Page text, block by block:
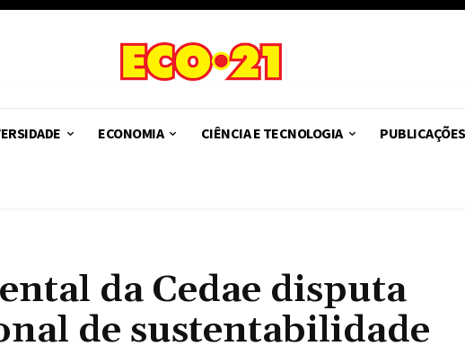
ECONOMIA CIÊNCIA E TECNOLOGIA
da Cedae disputa
de sustentabilidade